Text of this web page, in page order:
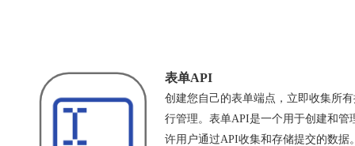
表单API
创建您自己的表单端点，立即收集所
行管理。表单API是一个用于创建和管
许用户通过API收集和存储提交的数据